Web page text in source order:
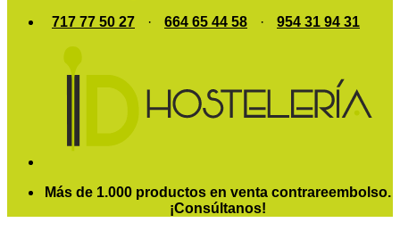
717 77 50 27
· 664 65 44 58 · 954 31 94 31
Más de 1.000 productos en venta contrareembolso.
¡Consúltanos!